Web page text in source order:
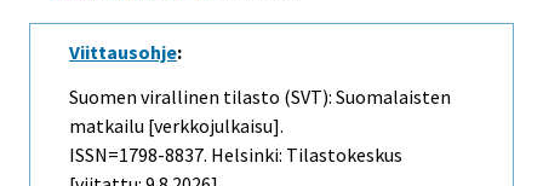
Viittausohje:
Suomen virallinen tilasto (SVT): Suomalaisten
matkailu [verkkojulkaisu].
ISSN=1798-8837. Helsinki: Tilastokeskus